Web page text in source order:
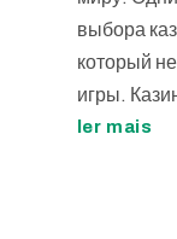
выбора
который
игры.
ler mais